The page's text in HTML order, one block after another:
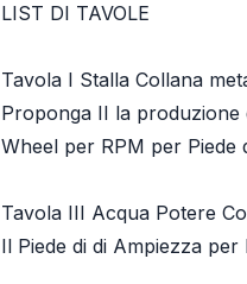
LIST DI TAVOLE
Tavola I Stalla Collana
Proponga II la
Wheel per RPM per Piede
Tavola III Acqua Potere
Il Piede di di Ampiezza